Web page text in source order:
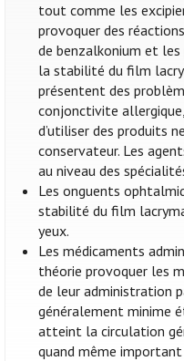
tout comme les
provoquer des
de benzalkonium et
la stabilité du film
présentent des
conjonctivite
d’utiliser des produits
conservateur. Les
au niveau des
Les onguents
stabilité du film
yeux.
Les médicaments
théorie provoquer les
de leur administration
généralement minime
atteint la circulation
quand même